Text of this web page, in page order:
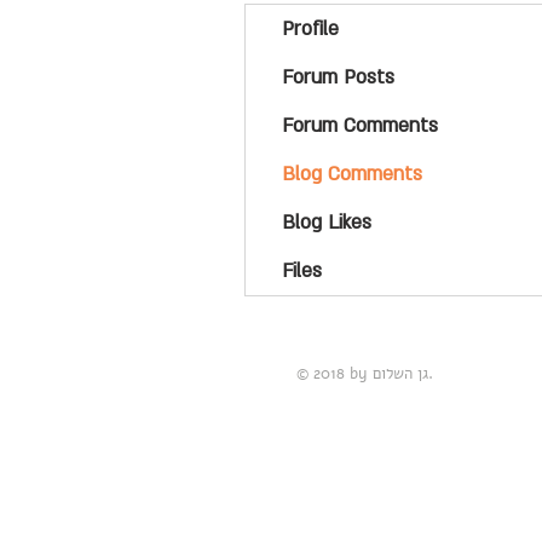
Profile
Forum Posts
Forum Comments
Blog Comments
Blog Likes
Files
© 2018 by גן השלום.